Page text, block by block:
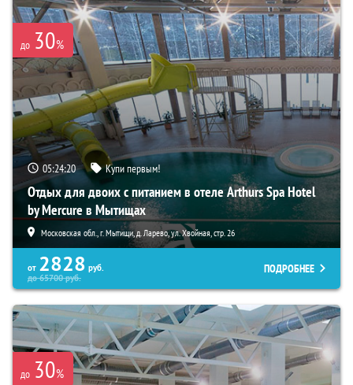
до 30%
05:24:19 Купи первым!
Отдых для двоих с питанием в отеле Arthurs Spa Hotel
by Mercure в Мытищах
Московская обл., г. Мытищи, д. Ларево, ул. Хвойная, стр. 26
от 2828 руб.
до65700руб.
ПОДРОБНЕЕ
до 30%